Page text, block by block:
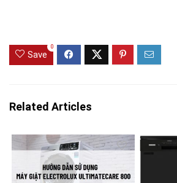
Save
0
Related Articles